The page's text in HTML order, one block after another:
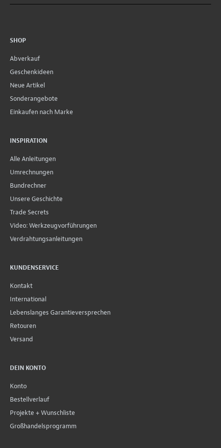
SHOP
Abverkauf
Geschenkideen
Neue Artikel
Sonderangebote
Einkaufen nach Marke
INSPIRATION
Alle Anleitungen
Umrechnungen
Bundrechner
Unsere Geschichte
Trade Secrets
Video: Werkzeugvorführungen
Verdrahtungsanleitungen
KUNDENSERVICE
Kontakt
International
Lebenslanges Garantieversprechen
Retouren
Versand
DEIN KONTO
Konto
Bestellverlauf
Projekte + Wunschliste
Großhandelsprogramm